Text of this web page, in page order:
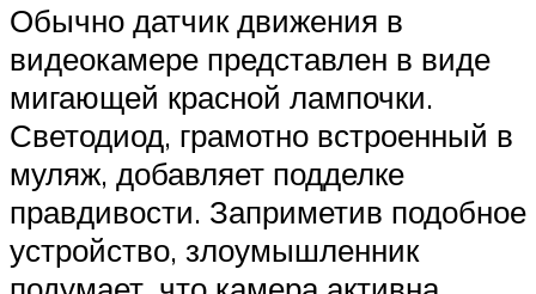
Обычно датчик движения в
видеокамере представлен в виде
мигающей красной лампочки.
Светодиод, грамотно встроенный в
муляж, добавляет подделке
правдивости. Заприметив подобное
устройство, злоумышленник